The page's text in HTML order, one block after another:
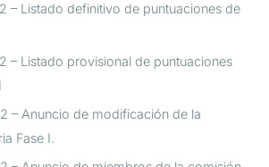
– Anuncio de modificación de la
Fase I.
– Listado provisional de puntuaciones
– Listado definitivo de puntuaciones de